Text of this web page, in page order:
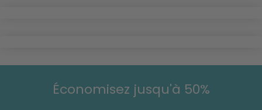
Économisez jusqu'à 50%